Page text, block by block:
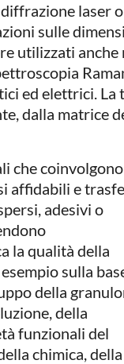
laser o
sulle
utilizzati anche
ed elettrici. La
dalla matrice
che coinvolgono
affidabili e
adesivi o
la qualità della
sulla
della
della
funzionali del
chimica, della